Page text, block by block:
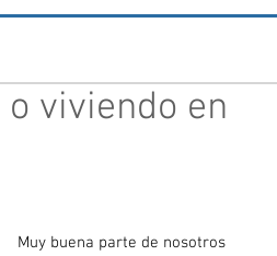
viviendo en
Muy buena parte de nosotros